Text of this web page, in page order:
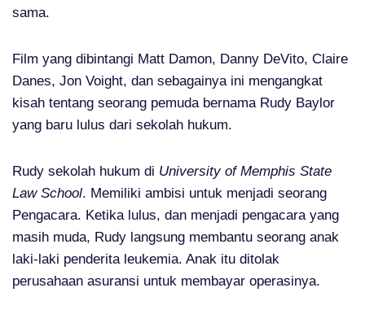
sama.
Film yang dibintangi Matt Damon, Danny DeVito, Claire
Danes, Jon Voight, dan sebagainya ini mengangkat
kisah tentang seorang pemuda bernama Rudy Baylor
yang baru lulus dari sekolah hukum.
Rudy sekolah hukum di University of Memphis State
Law School. Memiliki ambisi untuk menjadi seorang
Pengacara. Ketika lulus, dan menjadi pengacara yang
masih muda, Rudy langsung membantu seorang anak
laki-laki penderita leukemia. Anak itu ditolak
perusahaan asuransi untuk membayar operasinya.